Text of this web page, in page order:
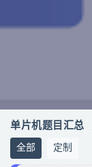
单片机题目汇总
全部 定制